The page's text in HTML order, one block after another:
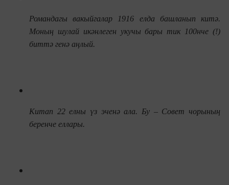
Романдагы вакыйгалар 1916 елда башланып китә.
Моның шулай икәнлеген укучы бары тик 100нче (!)
биттә генә аңлый.
Китап 22 елны үз эченә ала. Бу – Совет чорының
беренче еллары.